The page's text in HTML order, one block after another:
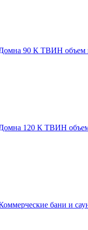
90 К ТВИН объем
120 К ТВИН
бани и